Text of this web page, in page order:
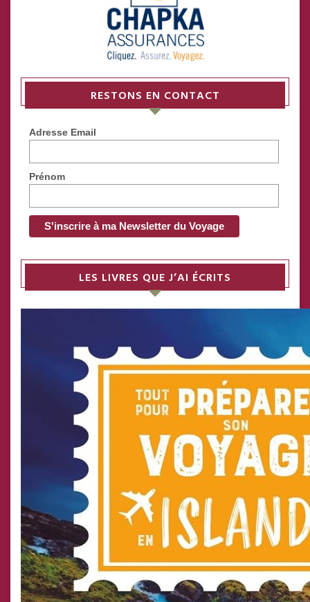
RESTONS EN CONTACT
Adresse Email
Prénom
LES LIVRES QUE J’AI ÉCRITS